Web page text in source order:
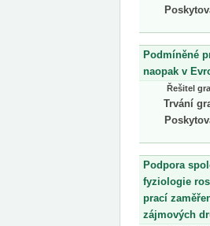
Podmíněné
naopak v
Řešitel
Trvání
Podpora
fyziologie
prací
zájmových